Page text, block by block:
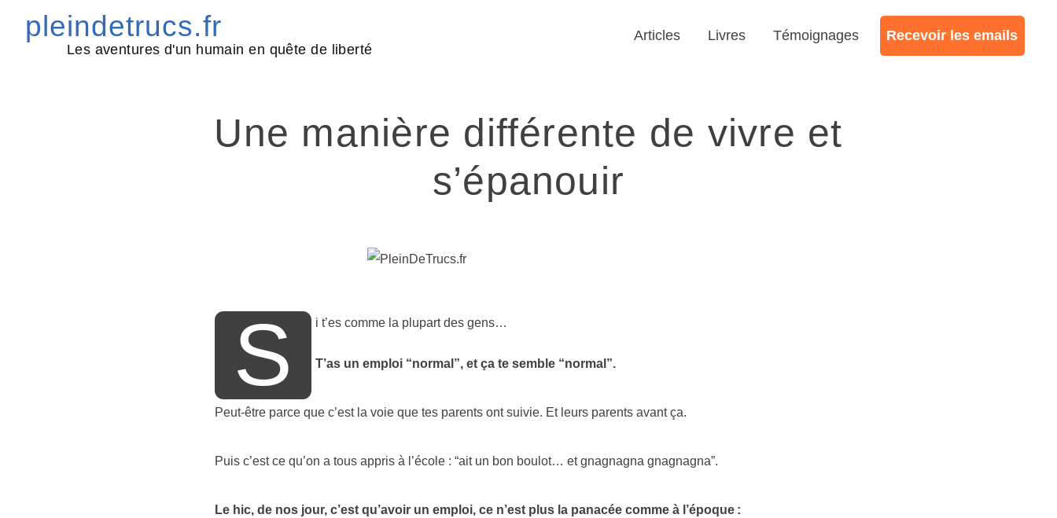
pleindetrucs.fr
Les aventures d'un humain en quête de liberté
Recevoir les emails
Témoignages
Livres
Articles
Une manière différente de vivre et
s’épanouir
S i t’es comme la plupart des gens…
T’as un emploi “normal”, et ça te semble “normal”.
Peut-être parce que c’est la voie que tes parents ont suivie. Et leurs parents avant ça.
Puis c’est ce qu’on a tous appris à l’école : “ait un bon boulot… et gnagnagna gnagnagna”.
Le hic, de nos jour, c’est qu’avoir un emploi, ce n’est plus la panacée comme à l’époque :